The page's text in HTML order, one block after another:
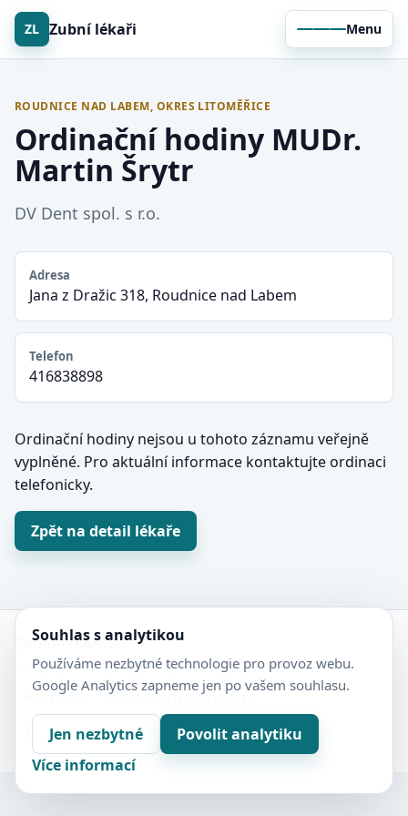
ZL Zubní lékaři Menu
ROUDNICE NAD LABEM, OKRES LITOMĚŘICE
Ordinační hodiny MUDr.
Martin Šrytr
DV Dent spol. s r.o.
Adresa
Jana z Dražic 318, Roudnice nad Labem
Telefon
416838898
Ordinační hodiny nejsou u tohoto záznamu veřejně
vyplněné. Pro aktuální informace kontaktujte ordinaci
telefonicky.
Zpět na detail lékaře
Zubní-lékaři.cz
Veřejný adresář zubních ordinací.
Kontakt
Nastavení soukromí
Ochrana soukromí
Sitemap
Souhlas s analytikou
Používáme nezbytné technologie pro provoz webu.
Google Analytics zapneme jen po vašem souhlasu.
Jen nezbytné
Povolit analytiku
Více informací